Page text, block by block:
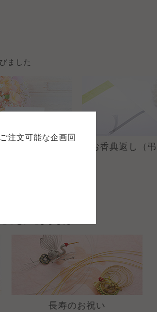
注文可能な企画回
ました
お香典返し （
長寿のお祝い
程）について
います。ご自身が加入されている生協
利用約款の細則として規定されてい
市民生協
て
います。お預かりしている個人情報に
ープ事業連合が適切に管理をおこなっ
ンをクリックしてご確認ください。
コープ
市民生協
ついて
います。販売責任者は、それぞれご利
リックしてご確認ください。